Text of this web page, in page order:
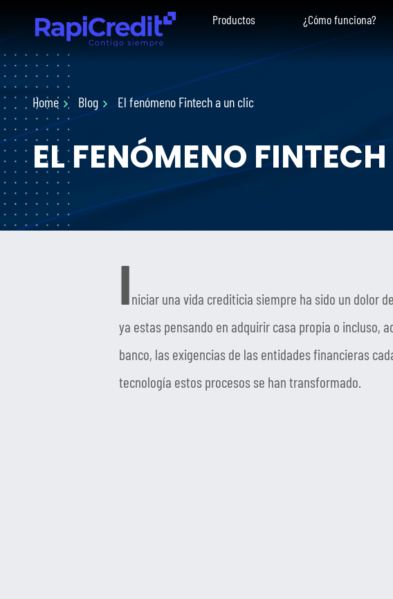
Productos ¿Cómo funciona?
EL FENÓMENO
Home Blog El fenómeno Fintech a un clic
Iniciar una vida crediticia siempre ha sido un dolor
ya estas pensando en adquirir casa propia o incluso,
banco, las exigencias de las entidades financieras
tecnología estos procesos se han transformado.